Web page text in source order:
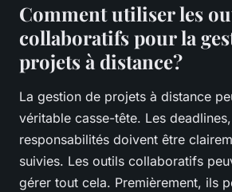
Comment utiliser les
collaboratifs pour la
projets à distance?
La gestion de projets à distance
véritable casse-tête. Les
responsabilités doivent être
suivies. Les outils collaboratifs
gérer tout cela. Premièrement, ils